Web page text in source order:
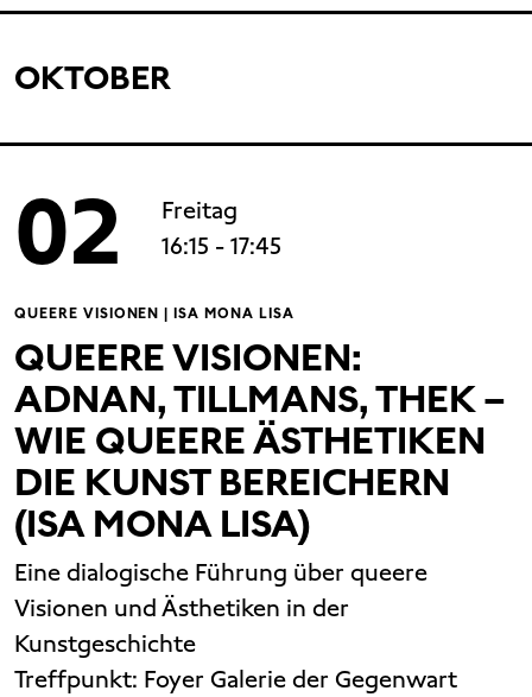
OKTOBER
02
Freitag
16:15 - 17:45
QUEERE VISIONEN | ISA MONA LISA
QUEERE VISIONEN:
ADNAN, TILLMANS, THEK –
WIE QUEERE ÄSTHETIKEN
DIE KUNST BEREICHERN
(ISA MONA LISA)
Eine dialogische Führung über queere
Visionen und Ästhetiken in der
Kunstgeschichte
Treffpunkt: Foyer Galerie der Gegenwart